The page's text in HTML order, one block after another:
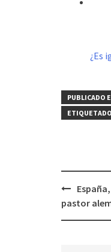
¿Es
PUBLICADO
ETIQUETADO
de
entradas
pastor